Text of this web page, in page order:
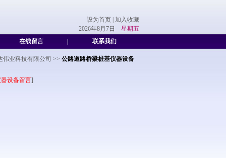
设为首页
加入收藏
2026年8月7日 星期五
在线留言 联系我们
伟业科技有限公司 >> 公路道路桥梁桩基仪器设备
设备留言]